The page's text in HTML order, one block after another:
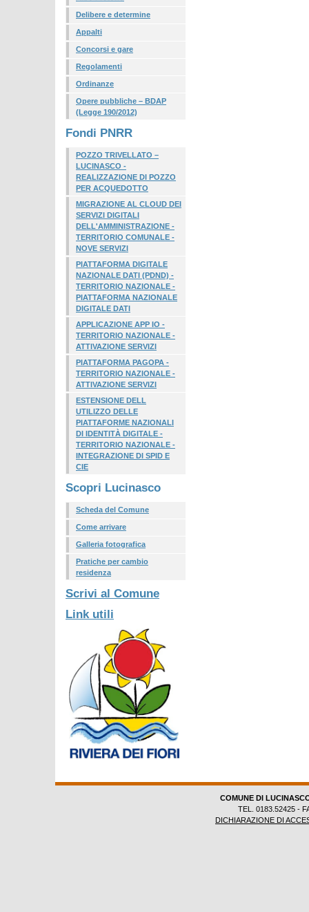
Delibere e determine
Appalti
Concorsi e gare
Regolamenti
Ordinanze
Opere pubbliche – BDAP
(Legge 190/2012)
Fondi PNRR
POZZO TRIVELLATO –
LUCINASCO -
REALIZZAZIONE DI POZZO
PER ACQUEDOTTO
MIGRAZIONE AL CLOUD DEI
SERVIZI DIGITALI
DELL'AMMINISTRAZIONE -
TERRITORIO COMUNALE -
NOVE SERVIZI
PIATTAFORMA DIGITALE
NAZIONALE DATI (PDND) -
TERRITORIO NAZIONALE -
PIATTAFORMA NAZIONALE
DIGITALE DATI
APPLICAZIONE APP IO -
TERRITORIO NAZIONALE -
ATTIVAZIONE SERVIZI
PIATTAFORMA PAGOPA -
TERRITORIO NAZIONALE -
ATTIVAZIONE SERVIZI
ESTENSIONE DELL
UTILIZZO DELLE
PIATTAFORME NAZIONALI
DI IDENTITÀ DIGITALE -
TERRITORIO NAZIONALE -
INTEGRAZIONE DI SPID E
CIE
Scopri Lucinasco
Scheda del Comune
Come arrivare
Galleria fotografica
Pratiche per cambio
residenza
Scrivi al Comune
Link utili
COMUNE DI
TEL. 0183.52425 -
DICHIARAZIONE DI